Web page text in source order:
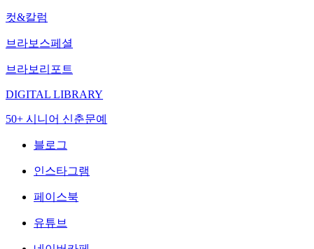
컷&칼럼
브라보스페셜
브라보리포트
DIGITAL LIBRARY
50+ 시니어 신춘문예
블로그
인스타그램
페이스북
유튜브